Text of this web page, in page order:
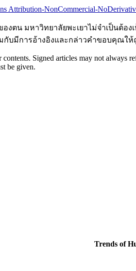
Attribution-NonCommercial-
ตน มหาวิทยาลัยพะเยาไม่จำเป็นต้อ
บมีการอ้างอิงและกล่าวคำขอบคุณให้
contents. Signed articles may not
be given.
Trends of